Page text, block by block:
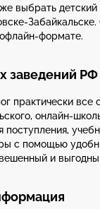
выбрать
Забайкальске.
формате.
заведений РФ
практически все
онлайн-
поступления,
с помощью
и